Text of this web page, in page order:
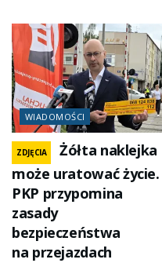
WIADOMOŚCI
ZDJĘCIA
Żółta naklejka
może uratować życie.
PKP przypomina
zasady
bezpieczeństwa
na przejazdach